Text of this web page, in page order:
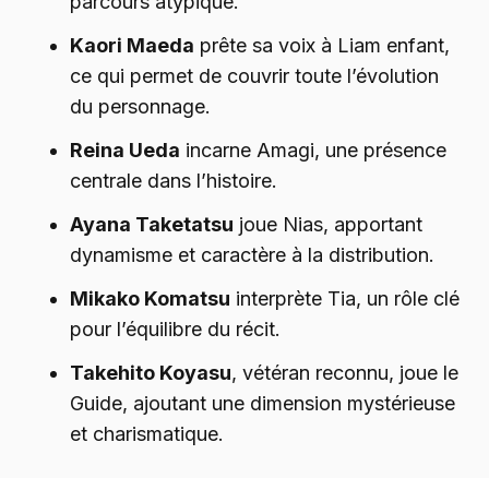
Kaori Maeda prête sa voix à Liam enfant,
ce qui permet de couvrir toute l’évolution
du personnage.
Reina Ueda incarne Amagi, une présence
centrale dans l’histoire.
Ayana Taketatsu joue Nias, apportant
dynamisme et caractère à la distribution.
Mikako Komatsu interprète Tia, un rôle clé
pour l’équilibre du récit.
Takehito Koyasu, vétéran reconnu, joue le
Guide, ajoutant une dimension mystérieuse
et charismatique.